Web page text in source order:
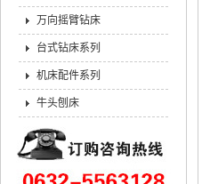
万向摇臂钻床
台式钻床系列
机床配件系列
牛头刨床